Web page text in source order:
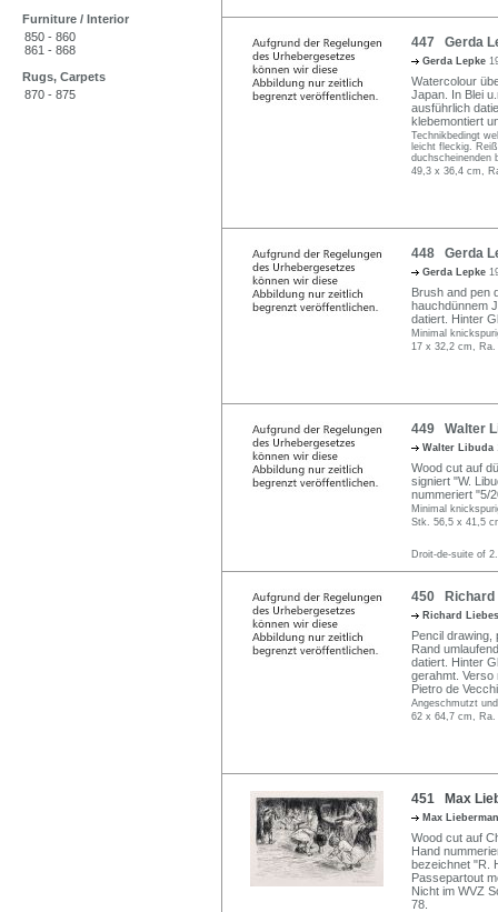
Furniture / Interior
850 - 860
861 - 868
Rugs, Carpets
870 - 875
447 Gerda
Gerda Lepke
Watercolour
Japan. In Blei
ausführlich
klebemontiert
Technikbedingt
leicht fleckig.
duchscheinenden
49,3 x 36,4 cm,
448 Gerda
Gerda Lepke
Brush and pen
hauchdünnem
datiert. Hinter
Minimal
17 x 32,2 cm,
449 Walter
Walter Libuda
Wood cut auf
signiert "W.
nummeriert "5/
Minimal
Stk. 56,5 x 41,5
Droit-de-suite of
450 Richard
Richard
Pencil drawing,
Rand
datiert. Hinter
gerahmt. Verso
Pietro de
Angeschmutzt
62 x 64,7 cm,
451 Max
Max
Wood cut auf
Hand
bezeichnet "R.
Passepartout
Nicht im WVZ
78.